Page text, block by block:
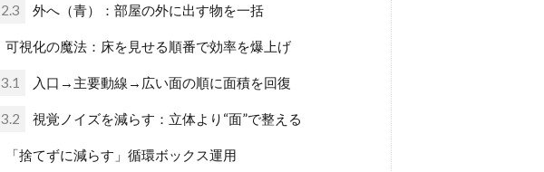
2.3 外へ（青）：部屋の外に出す物を一括
可視化の魔法：床を見せる順番で効率を爆上げ
3.1 入口→主要動線→広い面の順に面積を回復
3.2 視覚ノイズを減らす：立体より“面”で整える
「捨てずに減らす」循環ボックス運用